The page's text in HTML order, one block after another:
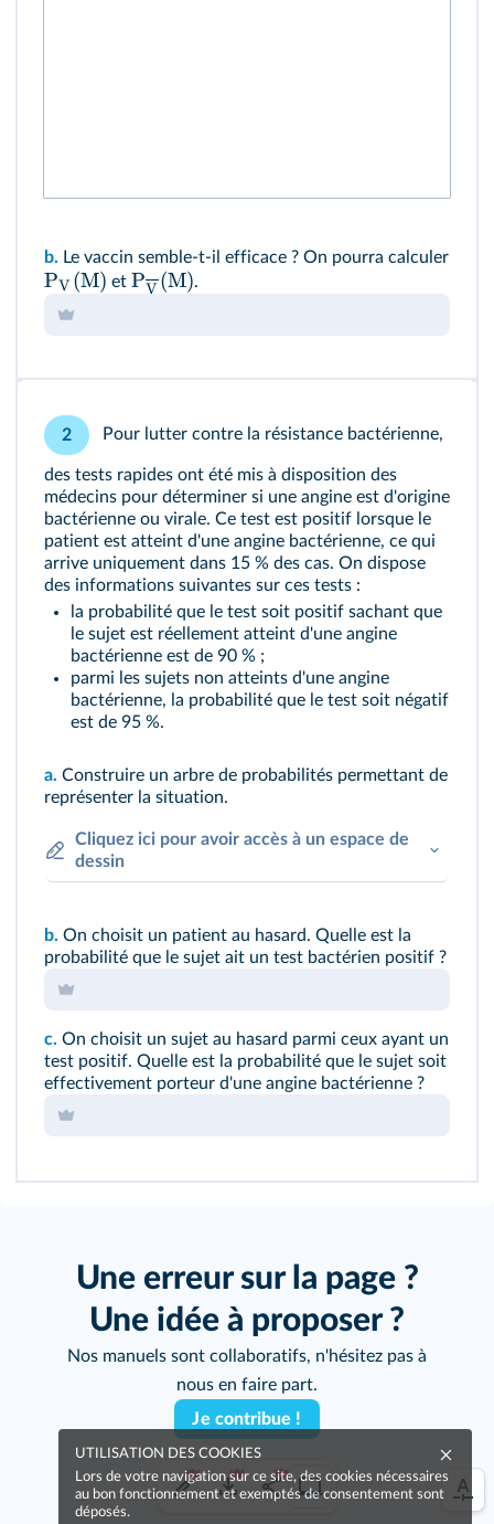
b. Le vaccin semble-t-il efficace ? On pourra calculer
PV(M) et PV(M).
2 Pour lutter contre la résistance bactérienne,
des tests rapides ont été mis à disposition des
médecins pour déterminer si une angine est d'origine
bactérienne ou virale. Ce test est positif lorsque le
patient est atteint d'une angine bactérienne, ce qui
arrive uniquement dans 15 % des cas. On dispose
des informations suivantes sur ces tests :
la probabilité que le test soit positif sachant que
le sujet est réellement atteint d'une angine
bactérienne est de 90 % ;
parmi les sujets non atteints d'une angine
bactérienne, la probabilité que le test soit négatif
est de 95 %.
a. Construire un arbre de probabilités permettant de
représenter la situation.
Cliquez ici pour avoir accès à un espace de
dessin
b. On choisit un patient au hasard. Quelle est la
probabilité que le sujet ait un test bactérien positif ?
c. On choisit un sujet au hasard parmi ceux ayant un
test positif. Quelle est la probabilité que le sujet soit
effectivement porteur d'une angine bactérienne ?
Une erreur sur la page ?
Une idée à proposer ?
Nos manuels sont collaboratifs, n'hésitez pas à
nous en faire part.
Je contribue !
UTILISATION DES COOKIES
Lors de votre navigation sur ce site, des cookies nécessaires
au bon fonctionnement et exemptés de consentement sont
déposés.